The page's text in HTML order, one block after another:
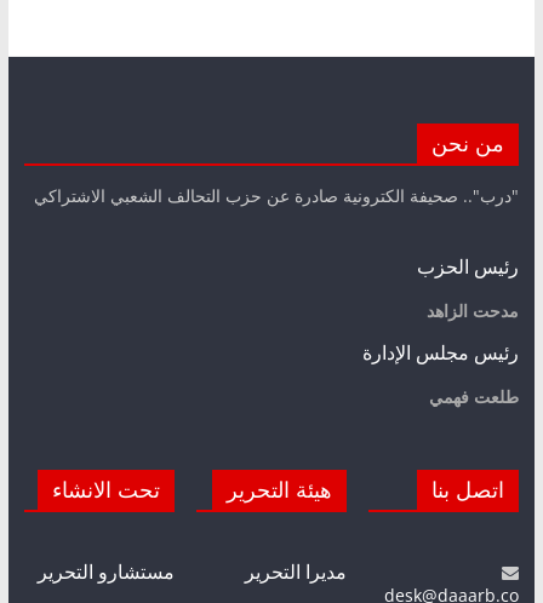
من نحن
"درب".. صحيفة الكترونية صادرة عن حزب التحالف الشعبي الاشتراكي
رئيس الحزب
مدحت الزاهد
رئيس مجلس الإدارة
طلعت فهمي
اتصل بنا
desk@daaarb.co
هيئة التحرير
مديرا التحرير
تحت الانشاء
مستشارو التحرير